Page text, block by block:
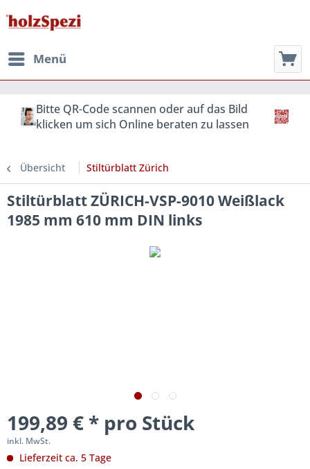
Menü
Bitte QR-Code scannen oder auf das Bild
klicken um sich Online beraten zu lassen
Übersicht Stiltürblatt Zürich
Stiltürblatt ZÜRICH-VSP-9010 Weißlack
1985 mm 610 mm DIN links
199,89 € * pro Stück
inkl. MwSt.
Lieferzeit ca. 5 Tage